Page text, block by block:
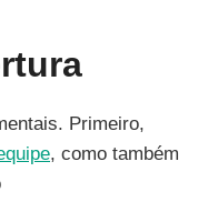
Primeiro,
, como também